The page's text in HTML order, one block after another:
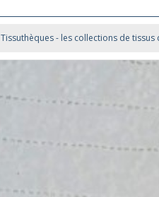
Tissuthèques - les collections de tissus